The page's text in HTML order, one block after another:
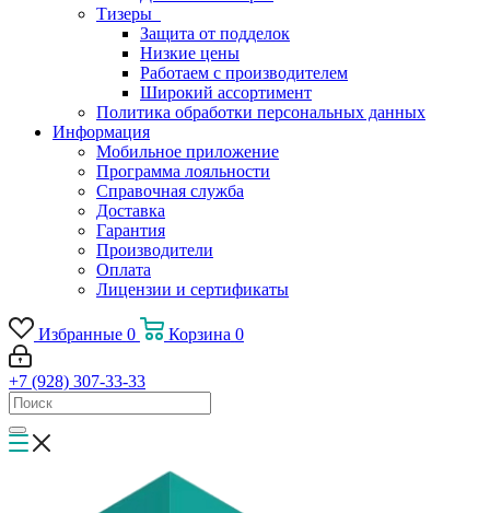
Тизеры
Защита от подделок
Низкие цены
Работаем с производителем
Широкий ассортимент
Политика обработки персональных данных
Информация
Мобильное приложение
Программа лояльности
Справочная служба
Доставка
Гарантия
Производители
Оплата
Лицензии и сертификаты
Избранные 0 Корзина 0
+7 (928) 307-33-33